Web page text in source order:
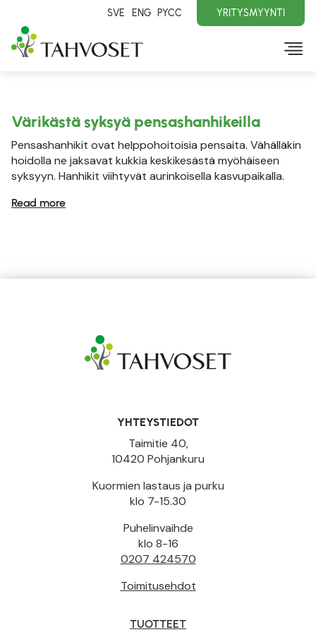
SVE ENG PYCC YRITYSMYYNTI
Värikästä syksyä pensashanhikeilla
Pensashanhikit ovat helppohoitoisia pensaita. Vähälläkin
hoidolla ne jaksavat kukkia keskikesästä myöhäiseen
syksyyn. Hanhikit viihtyvät aurinkoisella kasvupaikalla.
Read more
YHTEYSTIEDOT
Taimitie 40,
10420 Pohjankuru
Kuormien lastaus ja purku
klo 7-15.30
Puhelinvaihde
klo 8-16
0207 424570
Toimitusehdot
TUOTTEET